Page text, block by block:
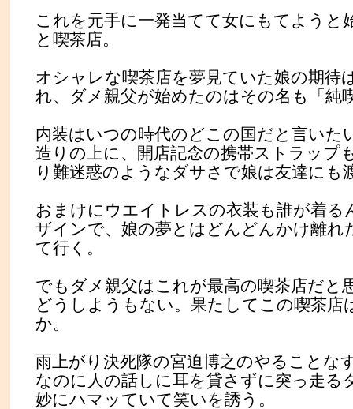
これを元手に一発当てて女にもてようと
と喫茶店。
オシャレな喫茶店を夢見ていた娘の期待
れ、ダメ親父が始めたのはその名も「純
内装はいつの時代のどこの国だと言いた
造りの上に、開店記念の携帯ストラップ
り難迷惑のようなダサさで娘は友達にも
おまけにウエイトレスの衣装も誰が着る
ザインで、娘の夢とはどんどんかけ離れ
て行く。
でもダメ親父はこれが最高の喫茶店だと
どうしようもない。果たしてこの喫茶店
か。
雨上がり決死隊の宮迫博之のやることな
なのに人の話しに耳を貸さずに突っ走る
妙にハマッていて笑いを誘う。